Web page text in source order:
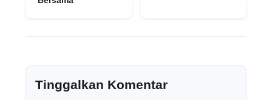
Tinggalkan Komentar